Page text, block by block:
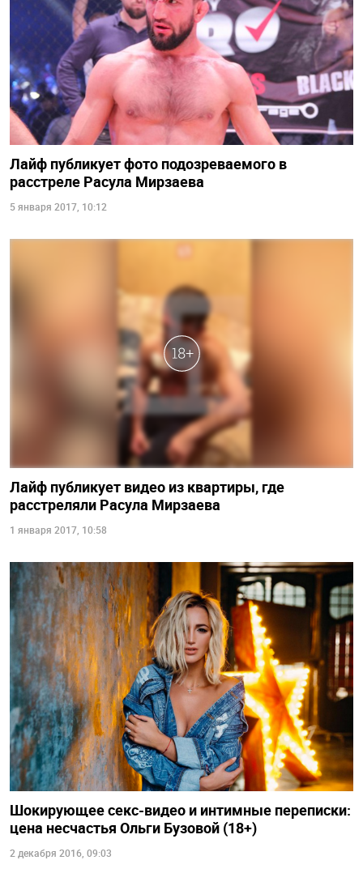
Лайф публикует фото подозреваемого в
расстреле Расула Мирзаева
5 января 2017, 10:12
Лайф публикует видео из квартиры, где
расстреляли Расула Мирзаева
1 января 2017, 10:58
Шокирующее секс-видео и интимные переписки:
цена несчастья Ольги Бузовой (18+)
2 декабря 2016, 09:03